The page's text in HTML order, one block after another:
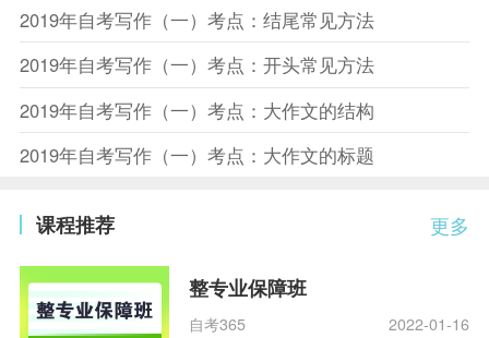
2019年自考写作（一）考点：结尾常见方法
2019年自考写作（一）考点：开头常见方法
2019年自考写作（一）考点：大作文的结构
2019年自考写作（一）考点：大作文的标题
更多
课程推荐
整专业保障班
自考365 2022-01-16